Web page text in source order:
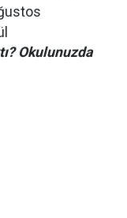
Okulunuzda